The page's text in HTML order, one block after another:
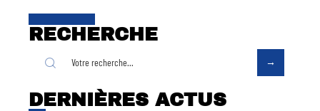
RECHERCHE
DERNIÈRES ACTUS